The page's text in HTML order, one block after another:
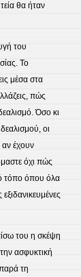
θα ήταν
του
Το
μέσα στα
πώς
Όσο κι
οι
αν έχουν
όχι πώς
τόπο όπου όλα
του η σκέψη
ασφυκτική
τη